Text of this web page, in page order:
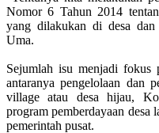
Nomor 6 Tahun 2014
yang dilakukan di desa
Uma.
Sejumlah isu menjadi fokus
antaranya pengelolaan dan
village atau desa hijau,
program pemberdayaan desa
pemerintah pusat.